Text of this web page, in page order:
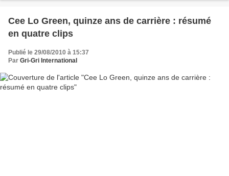
Cee Lo Green, quinze ans de carrière : résumé
en quatre clips
Publié le 29/08/2010 à 15:37
Par Gri-Gri International